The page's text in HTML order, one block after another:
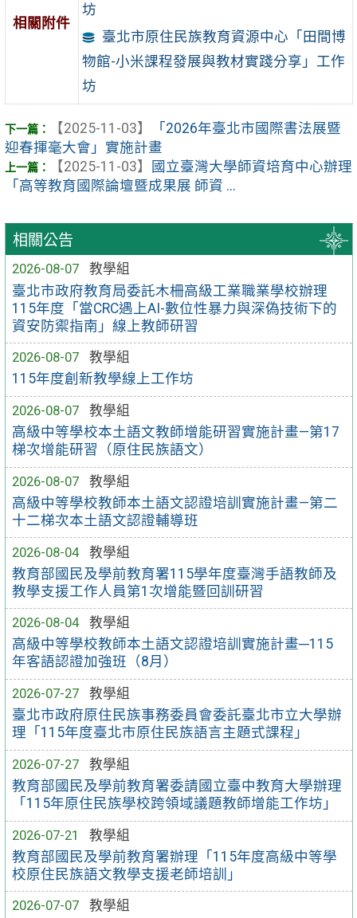
相關公告
2026-08-07
教學組
臺北市政府教育局委託木柵高級工業職業學校辦理
115年度「當CRC遇上AI-數位性暴力與深偽技術下的
資安防禦指南」線上教師研習
2026-08-07
教學組
115年度創新教學線上工作坊
2026-08-07
教學組
高級中等學校本土語文教師增能研習實施計畫—第17
梯次增能研習（原住民族語文）
2026-08-07
教學組
高級中等學校教師本土語文認證培訓實施計畫—第二
十二梯次本土語文認證輔導班
2026-08-04
教學組
教育部國民及學前教育署115學年度臺灣手語教師及
教學支援工作人員第1次增能暨回訓研習
2026-08-04
教學組
高級中等學校教師本土語文認證培訓實施計畫─115
年客語認證加強班（8月）
2026-07-27
教學組
臺北市政府原住民族事務委員會委託臺北市立大學辦
理「115年度臺北市原住民族語言主題式課程」
2026-07-27
教學組
教育部國民及學前教育署委請國立臺中教育大學辦理
「115年原住民族學校跨領域議題教師增能工作坊」
2026-07-21
教學組
教育部國民及學前教育署辦理「115年度高級中等學
校原住民族語文教學支援老師培訓」
2026-07-07
教學組
相關附件
坊
臺北市原住民族教育資源中心「田間博
物館-小米課程發展與教材實踐分享」工作
坊
【2025-11-03】
「2026年臺北市國際書法展暨
迎春揮毫大會」實施計畫
【2025-11-03】
國立臺灣大學師資培育中心辦理
「高等教育國際論壇暨成果展 師資 ...